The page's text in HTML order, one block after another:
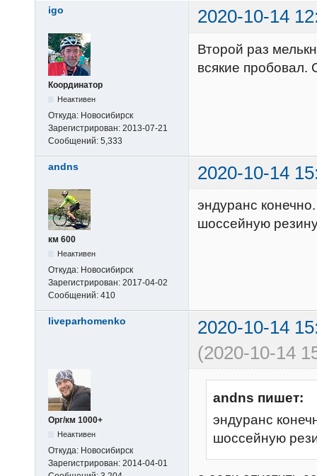
igo 2020-10-14
Координатор
Неактивен
Откуда: Новосибирск
Зарегистрирован: 2013-07-21
Сообщений: 5,333
Второй раз
всякие пробовал.
andns 2020-10-14
км 600
Неактивен
Откуда: Новосибирск
Зарегистрирован: 2017-04-02
Сообщений: 410
эндуранс
шоссейную
liveparhomenko
2020-10-14
(2020-10-14
Орг/км 1000+
Неактивен
Откуда: Новосибирск
Зарегистрирован: 2014-04-01
andns пишет:
эндуранс
шоссейную